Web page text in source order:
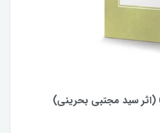
سید مجتبی بحرینی)